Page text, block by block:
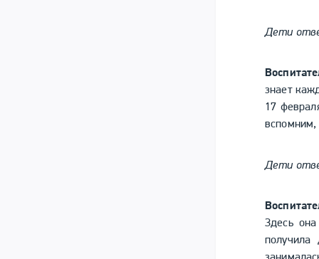
Дети
знает
17
вспомним,
Дети
Здесь